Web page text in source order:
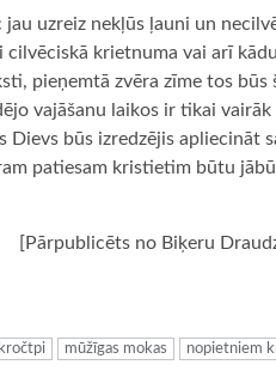
uzreiz nekļūs ļauni un
krietnuma vai arī
pieņemtā zvēra zīme tos būs
vajāšanu laikos ir tikai vairāk
Dievs būs izredzējis apliecināt
patiesam kristietim būtu
[Pārpublicēts no Biķeru
mūžīgas mokas nopietniem